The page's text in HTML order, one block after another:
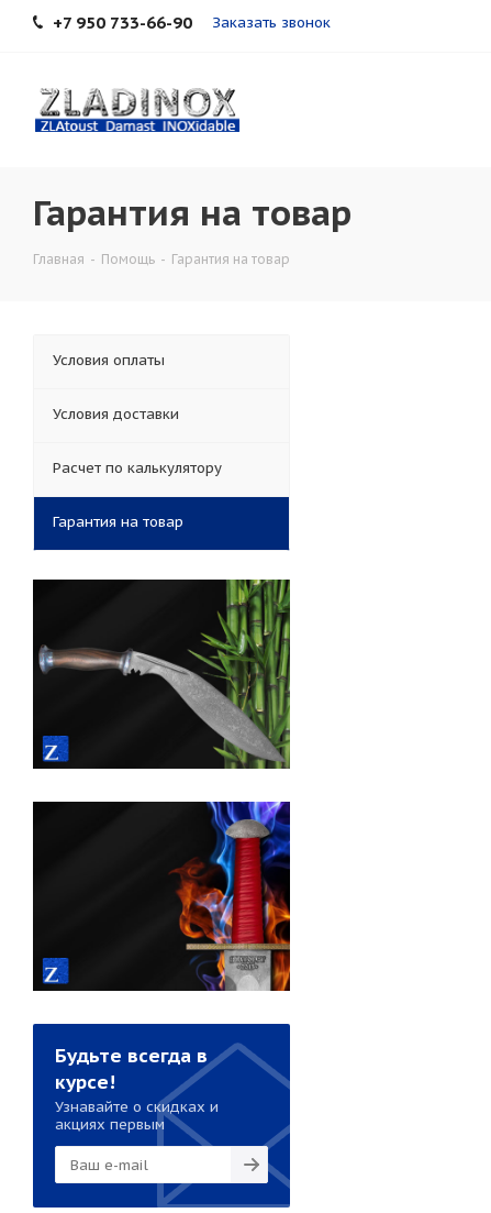
+7 950 733-66-90 Заказать звонок
Гарантия на товар
Главная - Помощь - Гарантия на товар
Условия оплаты
Условия доставки
Расчет по калькулятору
Гарантия на товар
Будьте всегда в
курсе!
Узнавайте о скидках и
акциях первым